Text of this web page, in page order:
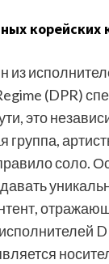
корейских
из
(DPR)
это
группа,
соло.